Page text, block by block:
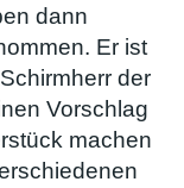
dann
Er ist
der
Vorschlag
machen